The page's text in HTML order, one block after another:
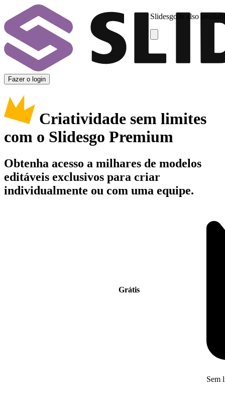
Slidesgo is also
Fazer o login
Criatividade sem limites
com o Slidesgo Premium
Obtenha acesso a milhares de modelos
editáveis exclusivos para criar
individualmente ou com uma equipe.
Grátis
Sem